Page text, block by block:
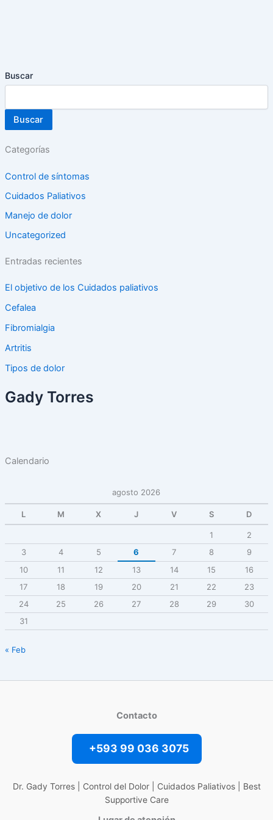
Buscar
Buscar
Categorías
Control de síntomas
Cuidados Paliativos
Manejo de dolor
Uncategorized
Entradas recientes
El objetivo de los Cuidados paliativos
Cefalea
Fibromialgia
Artritis
Tipos de dolor
Gady Torres
Calendario
agosto 2026
L M X J V S D
1
2
3
4 5 6 7 8
9
10
11 12 13 14 15
16
17
18 19 20 21 22
23
24
25 26 27 28 29
30
31
« Feb
Contacto
+593 99 036 3075
Dr. Gady Torres | Control del Dolor | Cuidados Paliativos | Best
Supportive Care